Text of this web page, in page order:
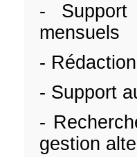
-
mensuels
-
- Support
-
gestion